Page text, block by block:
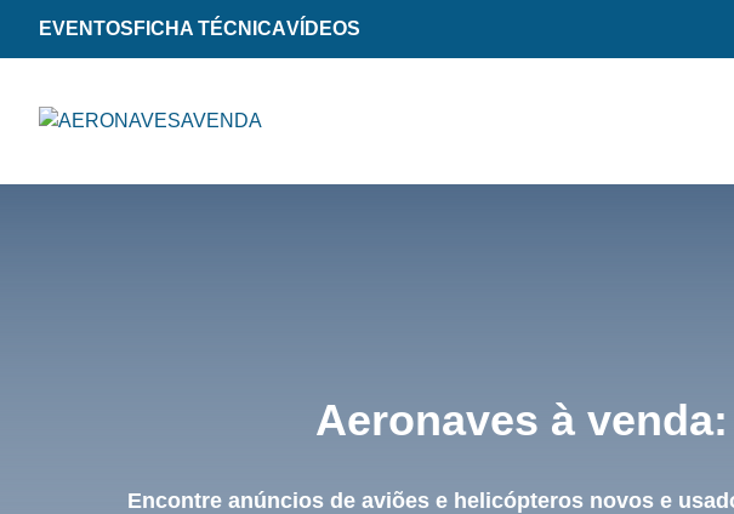
EVENTOS FICHA TÉCNICAVÍDEOS
Aeronaves à
Encontre anúncios de aviões e helicópteros novos e